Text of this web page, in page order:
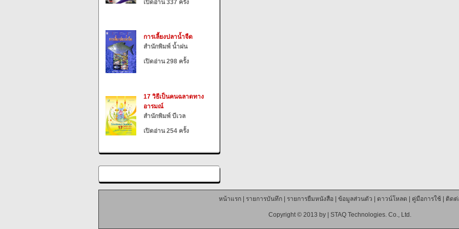
เปิดอ่าน 337 ครั้ง
การเลี้ยงปลาน้ำจืด
สำนักพิมพ์ น้ำฝน
เปิดอ่าน 298 ครั้ง
17 วิธีเป็นคนฉลาดทาง
อารมณ์
สำนักพิมพ์ บีเวล
เปิดอ่าน 254 ครั้ง
หน้าแรก| รายการบันทึก| รายการยืมหนังสือ ข้อมูลส่วนตัว ดาวน์โหลด คู่มือการใช้| ติดต่
Copyright © 2013 by | STAQ Technologies. Co., Ltd.